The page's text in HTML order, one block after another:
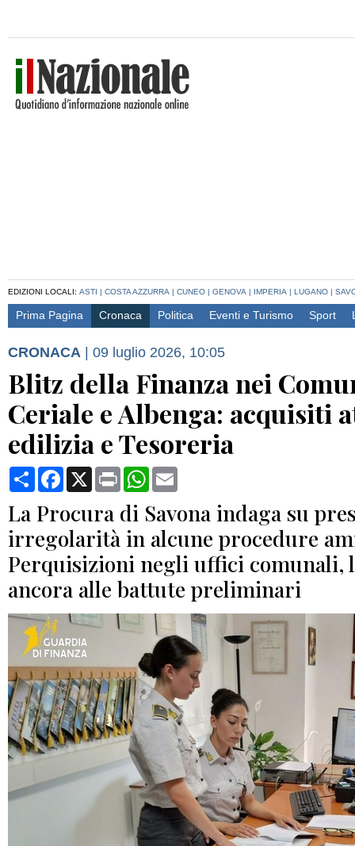
EDIZIONI LOCALI: ASTI | COSTA AZZURRA | CUNEO | GENOVA | IMPERIA | LUGANO |
Prima Pagina Cronaca Politica Eventi e Turismo Sport
CRONACA | 09 luglio 2026, 10:05
Blitz della Finanza nei
Ceriale e Albenga: acquisiti
edilizia e Tesoreria
CondividiFacebook
X Print WhatsApp
La Procura di Savona indaga su
irregolarità in alcune procedure
Perquisizioni negli uffici comunali,
ancora alle battute preliminari